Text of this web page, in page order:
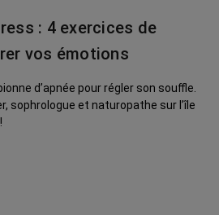
: 4 exercices de
vos émotions
d’apnée pour régler son souffle.
sophrologue et naturopathe sur l’île